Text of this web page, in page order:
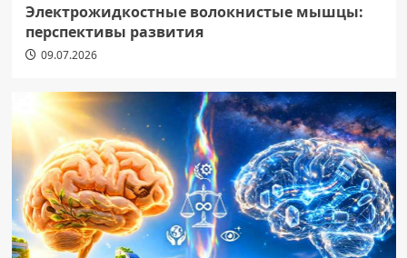
Электрожидкостные волокнистые мышцы:
перспективы развития
09.07.2026